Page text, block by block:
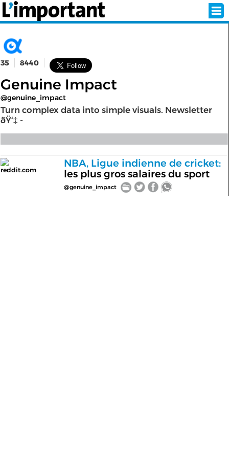
INSCRIPTION
SÉLECTION DE L'ÉTÉ
35 8440
Genuine Impact
@genuine_impact
Turn complex data into simple visuals. Newsletter
ðŸ‘‡ -
reddit.com
NBA, Ligue indienne de cricket:
les plus gros salaires du sport
@genuine_impact